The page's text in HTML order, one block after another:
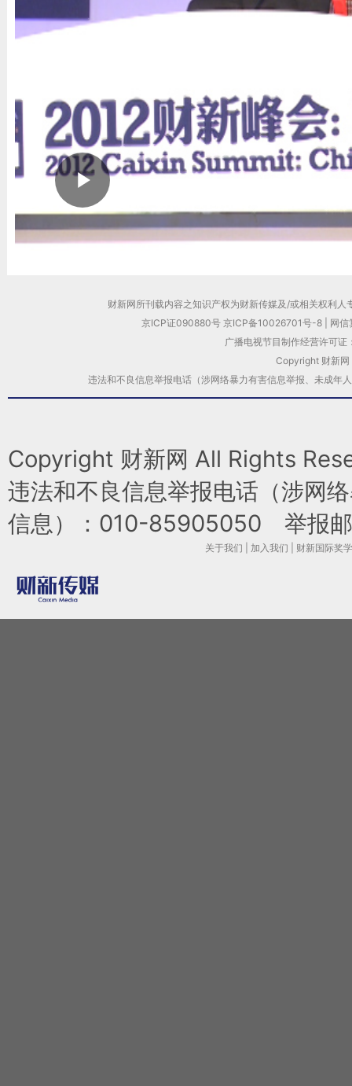
财新网所刊载内容之知识产权为财新传媒及/或相关权利
京ICP证090880号 京ICP备10026701号-8
网
广播电视节目制作经营许可证
Copyright 财新网
违法和不良信息举报电话（涉网络暴力有害信息举报、未成
Copyright 财新网 All Rights
违法和不良信息举报电话（涉网
信息）：010-85905050 举报
关于我们 加入我们 财新国际奖